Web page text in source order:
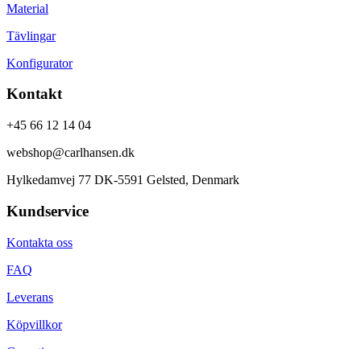
Material
Tävlingar
Konfigurator
Kontakt
+45 66 12 14 04
webshop@carlhansen.dk
Hylkedamvej 77 DK-5591 Gelsted, Denmark
Kundservice
Kontakta oss
FAQ
Leverans
Köpvillkor